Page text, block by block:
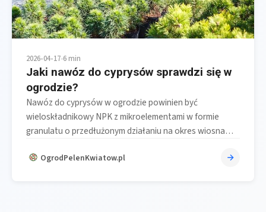
2026-04-17•6 min
Jaki nawóz do cyprysów sprawdzi się w
ogrodzie?
Nawóz do cyprysów w ogrodzie powinien być
wieloskładnikowy NPK z mikroelementami w formie
granulatu o przedłużonym działaniu na okres wiosna…
OgrodPelenKwiatow.pl